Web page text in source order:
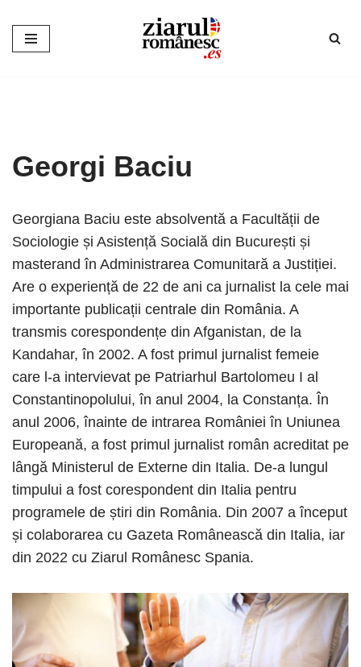
Sari
Georgi Baciu
Georgiana Baciu este absolventă a Facultății de
Sociologie și Asistență Socială din București și
masterand în Administrarea Comunitară a Justiției.
Are o experiență de 22 de ani ca jurnalist la cele mai
importante publicații centrale din România. A
transmis corespondențe din Afganistan, de la
Kandahar, în 2002. A fost primul jurnalist femeie
care l-a intervievat pe Patriarhul Bartolomeu I al
Constantinopolului, în anul 2004, la Constanța. În
anul 2006, înainte de intrarea României în Uniunea
Europeană, a fost primul jurnalist român acreditat pe
lângă Ministerul de Externe din Italia. De-a lungul
timpului a fost corespondent din Italia pentru
programele de știri din România. Din 2007 a început
și colaborarea cu Gazeta Românească din Italia, iar
din 2022 cu Ziarul Românesc Spania.